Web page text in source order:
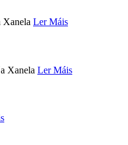
Xanela Ler Máis
Xanela Ler Máis